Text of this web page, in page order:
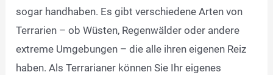
sogar handhaben. Es gibt verschiedene Arten von
Terrarien – ob Wüsten, Regenwälder oder andere
extreme Umgebungen – die alle ihren eigenen Reiz
haben. Als Terrarianer können Sie Ihr eigenes